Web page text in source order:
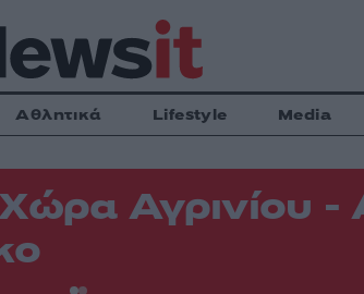
Αθλητικά Lifestyle Media
Αγρινίου -